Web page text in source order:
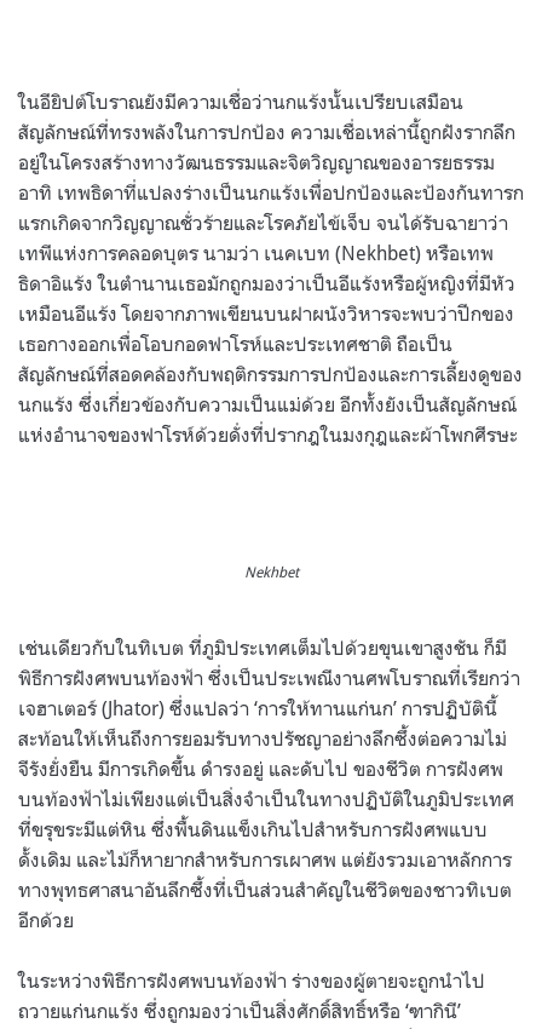
ในอียิปต์โบราณยังมีความเชื่อว่านกแร้งนั้นเปรียบเสมือน
สัญลักษณ์ที่ทรงพลังในการปกป้อง ความเชื่อเหล่านี้ถูกฝังรากลึก
อยู่ในโครงสร้างทางวัฒนธรรมและจิตวิญญาณของอารยธรรม
อาทิ เทพธิดาที่แปลงร่างเป็นนกแร้งเพื่อปกป้องและป้องกันทารก
แรกเกิดจากวิญญาณชั่วร้ายและโรคภัยไข้เจ็บ จนได้รับฉายาว่า
เทพีแห่งการคลอดบุตร นามว่า เนคเบท (Nekhbet) หรือเทพ
ธิดาอิแร้ง ในตำนานเธอมักถูกมองว่าเป็นอีแร้งหรือผู้หญิงที่มีหัว
เหมือนอีแร้ง โดยจากภาพเขียนบนฝาผนังวิหารจะพบว่าปีกของ
เธอกางออกเพื่อโอบกอดฟาโรห์และประเทศชาติ ถือเป็น
สัญลักษณ์ที่สอดคล้องกับพฤติกรรมการปกป้องและการเลี้ยงดูของ
นกแร้ง ซึ่งเกี่ยวข้องกับความเป็นแม่ด้วย อีกทั้งยังเป็นสัญลักษณ์
แห่งอำนาจของฟาโรห์ด้วยดั่งที่ปรากฎในมงกุฎและผ้าโพกศีรษะ
Nekhbet
เช่นเดียวกับในทิเบต ที่ภูมิประเทศเต็มไปด้วยขุนเขาสูงชัน ก็มี
พิธีการฝังศพบนท้องฟ้า ซึ่งเป็นประเพณีงานศพโบราณที่เรียกว่า
เจฮาเตอร์ (Jhator) ซึ่งแปลว่า ‘การให้ทานแก่นก’ การปฏิบัตินี้
สะท้อนให้เห็นถึงการยอมรับทางปรัชญาอย่างลึกซึ้งต่อความไม่
จีรังยั่งยืน มีการเกิดขึ้น ดำรงอยู่ และดับไป ของชีวิต การฝังศพ
บนท้องฟ้าไม่เพียงแต่เป็นสิ่งจำเป็นในทางปฏิบัติในภูมิประเทศ
ที่ขรุขระมีแต่หิน ซึ่งพื้นดินแข็งเกินไปสำหรับการฝังศพแบบ
ดั้งเดิม และไม้ก็หายากสำหรับการเผาศพ แต่ยังรวมเอาหลักการ
ทางพุทธศาสนาอันลึกซึ้งที่เป็นส่วนสำคัญในชีวิตของชาวทิเบต
อีกด้วย
ในระหว่างพิธีการฝังศพบนท้องฟ้า ร่างของผู้ตายจะถูกนำไป
ถวายแก่นกแร้ง ซึ่งถูกมองว่าเป็นสิ่งศักดิ์สิทธิ์หรือ ‘ฑากินี’